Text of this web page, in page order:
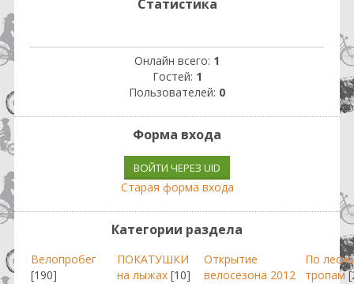
Статистика
Онлайн всего: 1
Гостей: 1
Пользователей: 0
Форма входа
ВОЙТИ ЧЕРЕЗ UID
Старая форма входа
Категории раздела
Велопробег
[190]
ПОКАТУШКИ
на лыжах [10]
Открытие
велосезона 2012
По
тропам